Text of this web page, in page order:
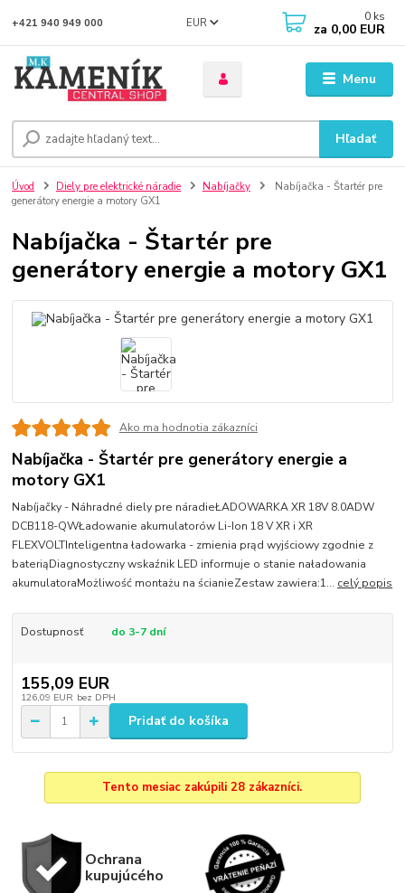
Menu
EUR
Hľadať
+421 940 949 000 0 ks
za 0,00 EUR
Úvod Diely pre elektrické náradie Nabíjačky
Nabíjačka - Štartér pre
generátory energie a motory GX1
Nabíjačka - Štartér pre
generátory energie a motory GX1
Ako ma hodnotia zákazníci
Nabíjačka - Štartér pre generátory energie a
motory GX1
Nabíjačky - Náhradné diely pre náradieŁADOWARKA XR 18V 8.0ADW
DCB118-QWŁadowanie akumulatorów Li-Ion 18 V XR i XR
FLEXVOLTInteligentna ładowarka - zmienia prąd wyjściowy zgodnie z
bateriąDiagnostyczny wskaźnik LED informuje o stanie naładowania
akumulatoraMożliwość montażu na ścianieZestaw zawiera:1... celý popis
Dostupnosť do 3-7 dní
155,09 EUR
126,09 EUR bez DPH
Pridať do košíka
Tento mesiac zakúpili 28 zákazníci.
Ochrana
kupujúcého